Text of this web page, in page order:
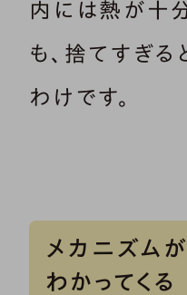
内には熱が十
も、捨てすぎる
わけです。
メカニズム
わかってくる